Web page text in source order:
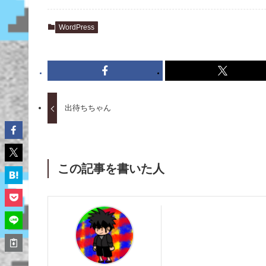
WordPress
出待ちちゃん
この記事を書いた人